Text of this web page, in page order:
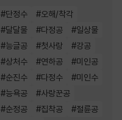
#단정수 #오해/착각
#달달물 #다정공 #일상물
#능글공 #첫사랑 #강공
#상처수 #연하공 #미인공
#순진수 #다정수 #미인수
#능욕공 #사랑꾼공
#순정공 #집착공 #절륜공